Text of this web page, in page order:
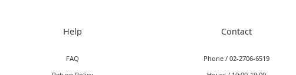
Help
FAQ
Contact
Phone / 02-2706-6519